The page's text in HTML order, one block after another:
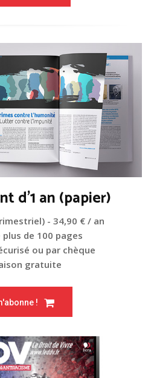
d'1 an (papier)
- 34,90 € / an
plus de 100 pages
ou par chèque
gratuite
!